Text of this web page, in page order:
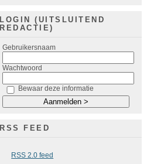
LOGIN (UITSLUITEND
REDACTIE)
Gebruikersnaam
Wachtwoord
Bewaar deze informatie
RSS FEED
RSS 2.0 feed